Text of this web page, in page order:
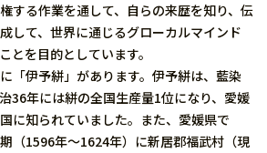
する作業を通して、自らの来歴を知り、伝
して、世界に通じるグローカルマインド
とを目的としています。
「伊予絣」があります。伊予絣は、藍染
36年には絣の全国生産量1位になり、愛媛
に知られていました。また、愛媛県で
（1596年〜1624年）に新居郡福武村（現